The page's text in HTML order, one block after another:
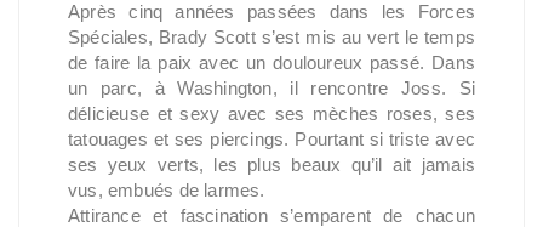
Après cinq années passées dans les Forces
Spéciales, Brady Scott s’est mis au vert le temps
de faire la paix avec un douloureux passé. Dans
un parc, à Washington, il rencontre Joss. Si
délicieuse et sexy avec ses mèches roses, ses
tatouages et ses piercings. Pourtant si triste avec
ses yeux verts, les plus beaux qu’il ait jamais
vus, embués de larmes.
Attirance et fascination s’emparent de chacun